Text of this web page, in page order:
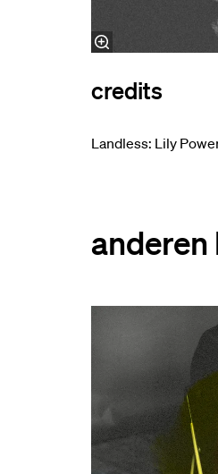
credits
Landless: Lily
anderen